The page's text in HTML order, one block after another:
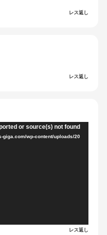
レス返し
レス返し
or source(s) not found
giga.com/wp-content/uploads/20
レス返し